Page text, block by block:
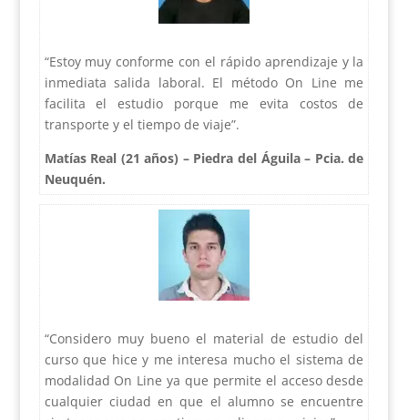
“Estoy muy conforme con el rápido aprendizaje y la
inmediata salida laboral. El método On Line me
facilita el estudio porque me evita costos de
transporte y el tiempo de viaje”.
Matías Real (21 años) – Piedra del Águila – Pcia. de
Neuquén.
“Considero muy bueno el material de estudio del
curso que hice y me interesa mucho el sistema de
modalidad On Line ya que permite el acceso desde
cualquier ciudad en que el alumno se encuentre